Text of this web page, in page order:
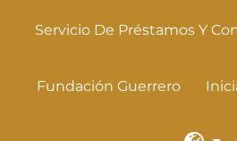
Servicio De Préstamos Y
Fundación Guerrero